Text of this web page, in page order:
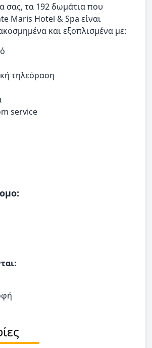
σας, τα 192 δωμάτια που
Maris Hotel & Spa είναι
και εξοπλισμένα με:
τηλεόραση
service